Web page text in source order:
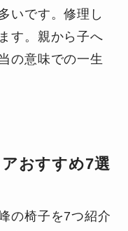
いです。修理し
す。親から子へ
の意味での一生
おすすめ7選
の椅子を7つ紹介